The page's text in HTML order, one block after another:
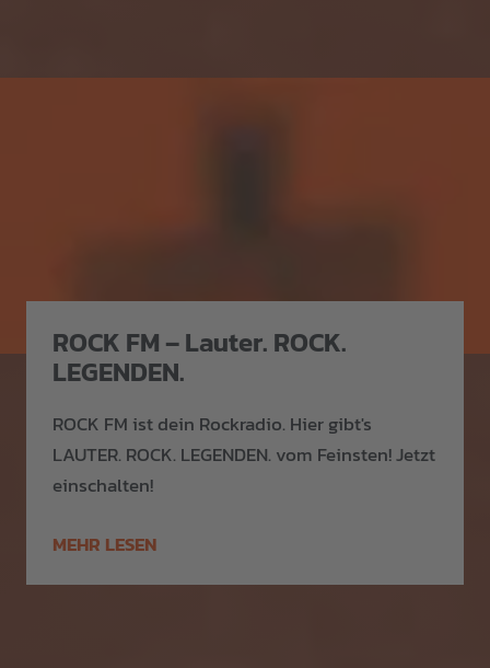
ROCK FM – Lauter. ROCK.
LEGENDEN.
ROCK FM ist dein Rockradio. Hier gibt's
LAUTER. ROCK. LEGENDEN. vom Feinsten! Jetzt
einschalten!
MEHR LESEN